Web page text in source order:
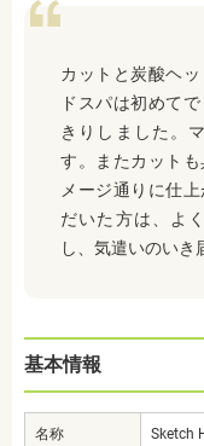
カットと炭酸ヘ
ドスパは初めて
きりしました。
す。またカット
メージ通りに仕
だいた方は、よ
し、気遣いのいき
基本情報
名称 Sketch